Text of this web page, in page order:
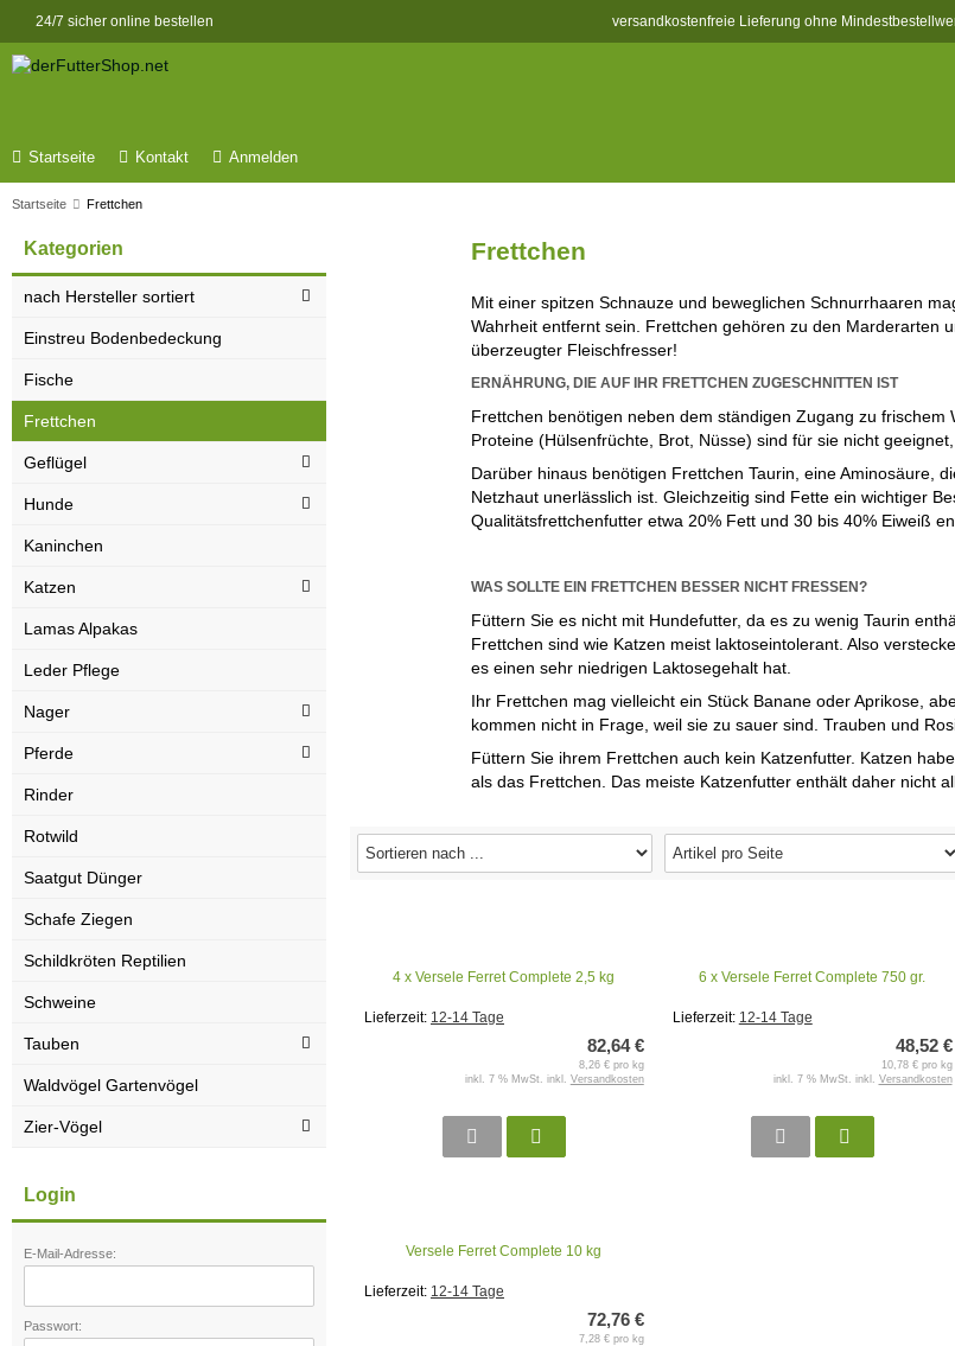
24/7 sicher online bestellen versandkostenfreie Lieferung ohne
Startseite Kontakt Anmelden
Startseite Frettchen
Frettchen
Mit einer spitzen Schnauze und beweglichen Schnurrhaaren
Wahrheit entfernt sein. Frettchen gehören zu den Marderarten
überzeugter Fleischfresser!
ERNÄHRUNG, DIE AUF IHR FRETTCHEN ZUGESCHNITTEN IST
Frettchen benötigen neben dem ständigen Zugang zu
Proteine (Hülsenfrüchte, Brot, Nüsse) sind für sie nicht
Darüber hinaus benötigen Frettchen Taurin, eine Aminosäure,
Netzhaut unerlässlich ist. Gleichzeitig sind Fette ein wichtiger
Qualitätsfrettchenfutter etwa 20% Fett und 30 bis 40% Eiweiß
WAS SOLLTE EIN FRETTCHEN BESSER NICHT FRESSEN?
Füttern Sie es nicht mit Hundefutter, da es zu wenig Taurin
Frettchen sind wie Katzen meist laktoseintolerant. Also
es einen sehr niedrigen Laktosegehalt hat.
Ihr Frettchen mag vielleicht ein Stück Banane oder Aprikose,
kommen nicht in Frage, weil sie zu sauer sind. Trauben und
Füttern Sie ihrem Frettchen auch kein Katzenfutter. Katzen
als das Frettchen. Das meiste Katzenfutter enthält daher nicht
4 x Versele Ferret Complete 2,5 kg
Lieferzeit: 12-14 Tage
82,64 €
8,26 € pro kg
inkl. 7 % MwSt. inkl. Versandkosten
6 x Versele Ferret Complete 750 gr.
Lieferzeit: 12-14 Tage
48,52 €
10,78 € pro kg
inkl. 7 % MwSt. inkl. Versandkosten
Versele Ferret Complete 10 kg
Lieferzeit: 12-14 Tage
72,76 €
7,28 € pro kg
Kategorien
nach Hersteller sortiert
Einstreu Bodenbedeckung
Fische
Frettchen
Geflügel
Hunde
Kaninchen
Katzen
Lamas Alpakas
Leder Pflege
Nager
Pferde
Rinder
Rotwild
Saatgut Dünger
Schafe Ziegen
Schildkröten Reptilien
Schweine
Tauben
Waldvögel Gartenvögel
Zier-Vögel
Login
E-Mail-Adresse:
Passwort: